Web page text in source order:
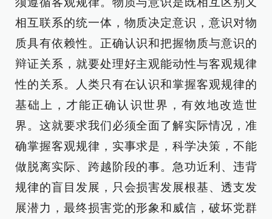
相互联系的统一体，物质决定意识，意识对物
质具有依赖性。正确认识和把握物质与意识的
辩证关系，就要处理好主观能动性与客观规律
性的关系。人类只有在认识和掌握客观规律的
基础上，才能正确认识世界，有效地改造世
界。这就要求我们必须全面了解实际情况，准
确掌握客观规律，实事求是，科学决策，不能
做脱离实际、跨越阶段的事。急功近利、违背
规律的盲目发展，只会损害发展根基、透支发
展潜力，最终损害党的形象和威信，破坏党群